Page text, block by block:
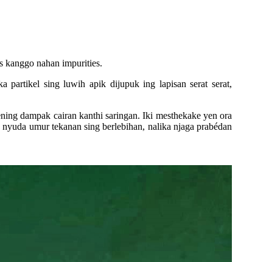
kanggo nahan impurities.
partikel sing luwih apik dijupuk ing lapisan serat serat,
dampak cairan kanthi saringan. Iki mesthekake yen ora
umur tekanan sing berlebihan, nalika njaga prabédan